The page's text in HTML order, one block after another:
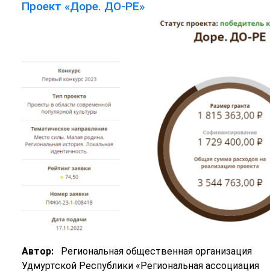
Проект «Доре. ДО-РЕ»
Автор: Региональная общественная организация
Удмуртской Республики «Региональная ассоциация